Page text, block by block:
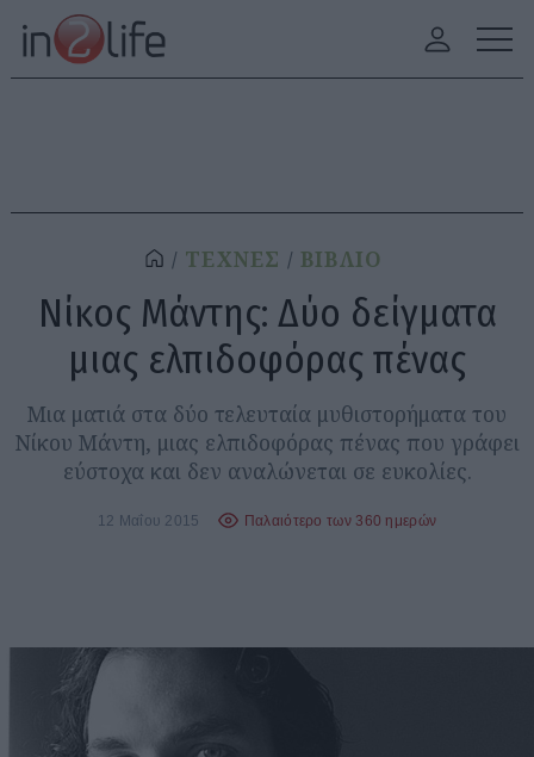
ΤΕΧΝΕΣ ΒΙΒΛΙΟ
Νίκος Μάντης: Δύο δείγματα
μιας ελπιδοφόρας πένας
Μια ματιά στα δύο τελευταία μυθιστορήματα του
Νίκου Μάντη, μιας ελπιδοφόρας πένας που γράφει
εύστοχα και δεν αναλώνεται σε ευκολίες.
12 Μαΐου 2015 Παλαιότερο των 360 ημερών